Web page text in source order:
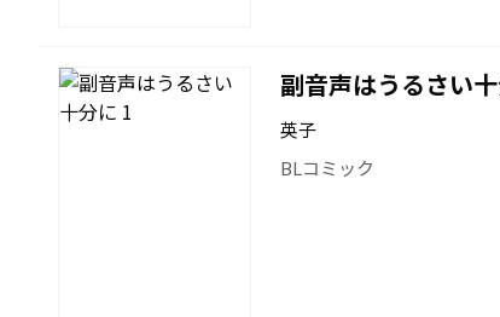
副音声はうるさい
英子
BLコミック